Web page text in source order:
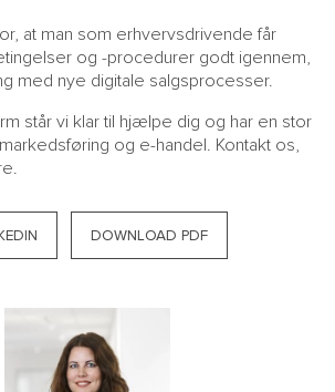
at man som erhvervsdrivende får
og -procedurer godt igennem,
med nye digitale salgsprocesser.
står vi klar til hjælpe dig og har en stor
og e-handel. Kontakt os,
DOWNLOAD PDF